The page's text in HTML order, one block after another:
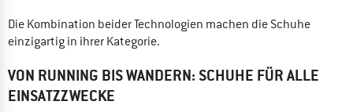
Die Kombination beider Technologien machen die Schuhe
einzigartig in ihrer Kategorie.
VON RUNNING BIS WANDERN: SCHUHE FÜR ALLE
EINSATZZWECKE